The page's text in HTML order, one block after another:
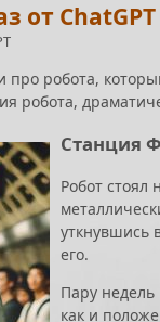
от
про робота,
робота,
Станция
Робот
уткнувшись
его.
Пару
как и